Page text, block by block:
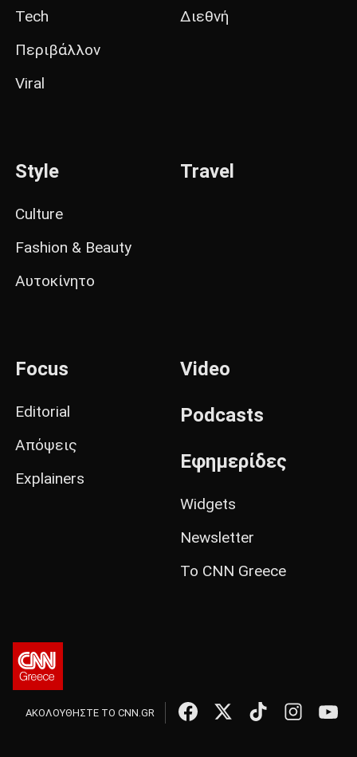
Tech
Περιβάλλον
Viral
Διεθνή
Style
Culture
Fashion & Beauty
Αυτοκίνητο
Travel
Focus
Editorial
Απόψεις
Explainers
Video
Podcasts
Εφημερίδες
Widgets
Newsletter
Το CNN Greece
ΑΚΟΛΟΥΘΗΣΤΕ ΤΟ CNN.GR